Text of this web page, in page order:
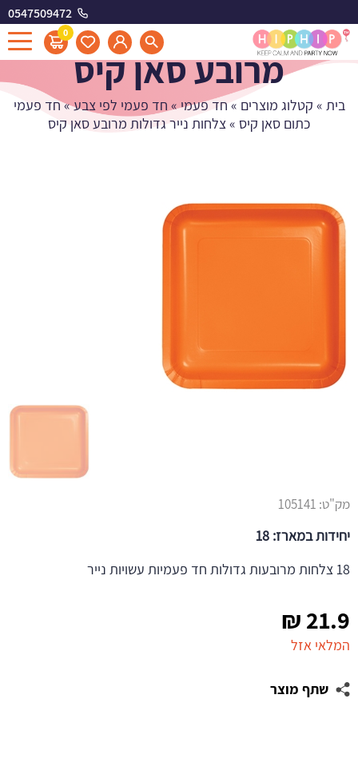
0547509472
0
צלחות נייר גדולות
מרובע סאן קיס
בית » קטלוג מוצרים » חד פעמי» חד פעמי לפי צבע»חד פעמי
כתום סאן קיס »צלחות נייר גדולות מרובע סאן קיס
21.9
₪
המלאי אזל
שתף מוצר
מק"ט: 105141
יחידות במארז: 18
18 צלחות מרובעות גדולות חד פעמיות עשויות נייר